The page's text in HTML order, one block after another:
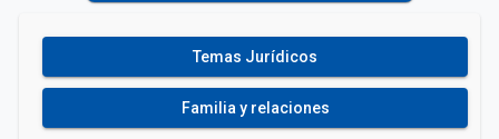
Temas Jurídicos
Familia y relaciones